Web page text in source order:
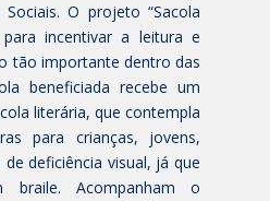
O projeto “Sacola
incentivar a leitura e
tão importante dentro das
beneficiada recebe um
literária, que contempla
para crianças, jovens,
deficiência visual, já que
braile. Acompanham o